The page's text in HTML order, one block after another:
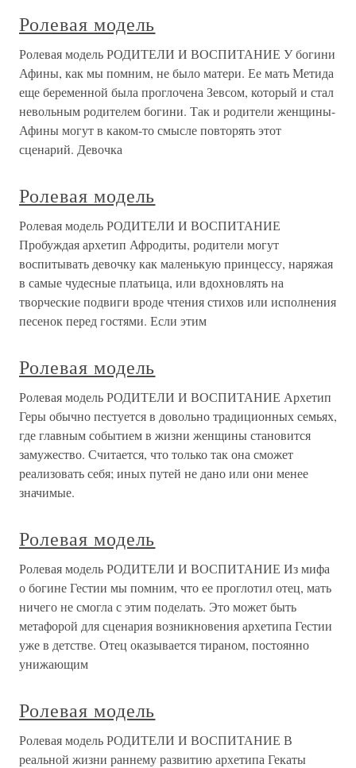
Ролевая модель
Ролевая модель РОДИТЕЛИ И ВОСПИТАНИЕ У богини
Афины, как мы помним, не было матери. Ее мать Метида
еще беременной была проглочена Зевсом, который и стал
невольным родителем богини. Так и родители женщины-
Афины могут в каком-то смысле повторять этот
сценарий. Девочка
Ролевая модель
Ролевая модель РОДИТЕЛИ И ВОСПИТАНИЕ
Пробуждая архетип Афродиты, родители могут
воспитывать девочку как маленькую принцессу, наряжая
в самые чудесные платьица, или вдохновлять на
творческие подвиги вроде чтения стихов или исполнения
песенок перед гостями. Если этим
Ролевая модель
Ролевая модель РОДИТЕЛИ И ВОСПИТАНИЕ Архетип
Геры обычно пестуется в довольно традиционных семьях,
где главным событием в жизни женщины становится
замужество. Считается, что только так она сможет
реализовать себя; иных путей не дано или они менее
значимые.
Ролевая модель
Ролевая модель РОДИТЕЛИ И ВОСПИТАНИЕ Из мифа
о богине Гестии мы помним, что ее проглотил отец, мать
ничего не смогла с этим поделать. Это может быть
метафорой для сценария возникновения архетипа Гестии
уже в детстве. Отец оказывается тираном, постоянно
унижающим
Ролевая модель
Ролевая модель РОДИТЕЛИ И ВОСПИТАНИЕ В
реальной жизни раннему развитию архетипа Гекаты